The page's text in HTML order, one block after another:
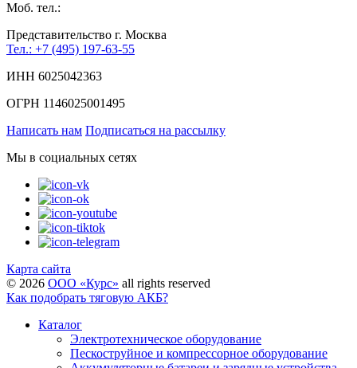
Моб. тел.:
Представительство г. Москва
Тел.: +7 (495) 197-63-55
ИНН 6025042363
ОГРН 1146025001495
Написать нам Подписаться на рассылку
Мы в социальных сетях
Карта сайта
© 2026 ООО «Курс» all rights reserved
Как подобрать тяговую АКБ?
Каталог
Электротехническое оборудование
Пескоструйное и компрессорное оборудование